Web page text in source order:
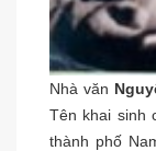
Nhà văn
Tên khai sinh
thành phố